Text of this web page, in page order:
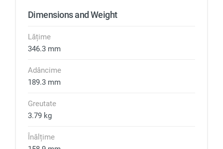
Dimensions and Weight
Lățime
346.3 mm
Adâncime
189.3 mm
Greutate
3.79 kg
Înălțime